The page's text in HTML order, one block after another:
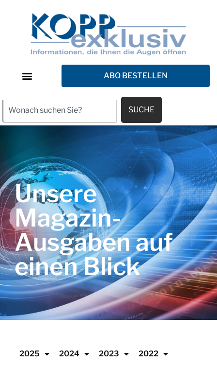
ABO BESTELLEN
SUCHE
Unsere
Magazin-
Ausgaben auf
einen Blick
2025 2024 2023 2022